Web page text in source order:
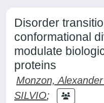
Disorder
conformational
modulate
proteins
Monzon,
SILVIO;